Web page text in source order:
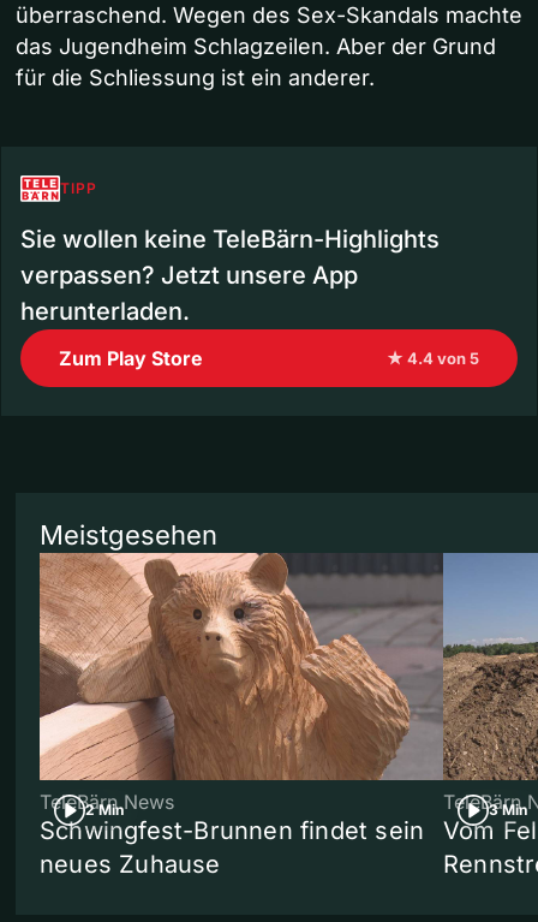
überraschend. Wegen des Sex-Skandals machte
das Jugendheim Schlagzeilen. Aber der Grund
für die Schliessung ist ein anderer.
TIPP
Sie wollen keine TeleBärn-Highlights
verpassen? Jetzt unsere App
herunterladen.
Zum Play Store ★ 4.4 von 5
Meistgesehen
2 Min
TeleBärn News
Schwingfest-Brunnen findet sein
neues Zuhause
3 Min
TeleBärn
Vom